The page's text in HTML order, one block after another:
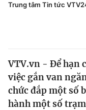
Thế giới
Tin tức
Trung tâm Tin tức
VTV.vn - Để hạn
việc gắn van
chức đắp một số
hành một số